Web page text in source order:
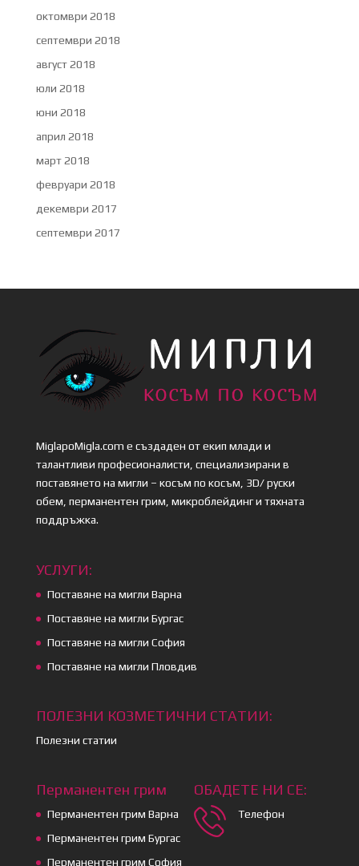
октомври 2018
септември 2018
август 2018
юли 2018
юни 2018
април 2018
март 2018
февруари 2018
декември 2017
септември 2017
MiglapoMigla.com е създаден от екип млади и
талантливи професионалисти, специализирани в
поставянето на мигли – косъм по косъм, 3D/ руски
обем, перманентен грим, микроблейдинг и тяхната
поддръжка.
УСЛУГИ:
Поставяне на мигли Варна
Поставяне на мигли Бургас
Поставяне на мигли София
Поставяне на мигли Пловдив
ПОЛЕЗНИ КОЗМЕТИЧНИ СТАТИИ:
Полезни статии
Перманентен грим
Перманентен грим Варна
Перманентен грим Бургас
Перманентен грим София
ОБАДЕТЕ НИ СЕ:
Телефон